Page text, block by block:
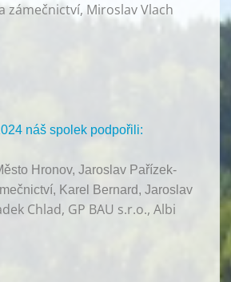
zámečnictví, Miroslav Vlach
náš spolek podpořili:
Hronov, Jaroslav Pařízek-
Karel Bernard, Jaroslav
Chlad, GP BAU s.r.o., Albi